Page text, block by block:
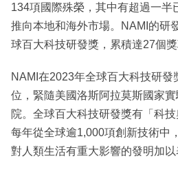
134項國際殊榮，其中有超過一半
推向本地和海外市場。NAMI的研
球百大科技研發獎，累積達27個獎
NAMI在2023年全球百大科技研發
位，緊隨美國洛斯阿拉莫斯國家
院。全球百大科技研發獎有「科
每年從全球逾1,000項創新技術中
對人類生活有重大影響的發明加以